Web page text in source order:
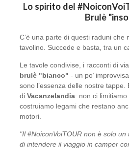
Lo spirito del
Brulè
C’è una parte di questi raduni che
tavolino. Succede e basta, tra un
Le tavole condivise, i racconti di
brulè "bianco" - un po’
sono l’essenza delle nostre
di Vacanzelandia: non ci
costruiamo legami che restano
motori.
"Il #NoiconVoiTOUR non è solo
di intendere il viaggio in camper